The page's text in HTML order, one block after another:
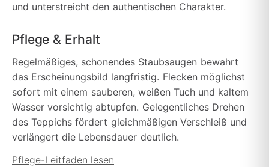
und unterstreicht den authentischen Charakter.
Pflege & Erhalt
Regelmäßiges, schonendes Staubsaugen bewahrt
das Erscheinungsbild langfristig. Flecken möglichst
sofort mit einem sauberen, weißen Tuch und kaltem
Wasser vorsichtig abtupfen. Gelegentliches Drehen
des Teppichs fördert gleichmäßigen Verschleiß und
verlängert die Lebensdauer deutlich.
Pflege-Leitfaden lesen